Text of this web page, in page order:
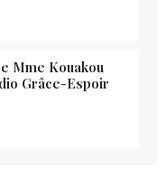
Mme Kouakou
Grâce-Espoir